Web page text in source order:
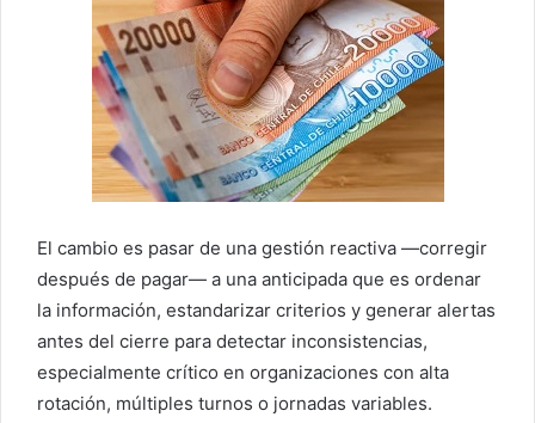
El cambio es pasar de una gestión reactiva —corregir
después de pagar— a una anticipada que es ordenar
la información, estandarizar criterios y generar alertas
antes del cierre para detectar inconsistencias,
especialmente crítico en organizaciones con alta
rotación, múltiples turnos o jornadas variables.